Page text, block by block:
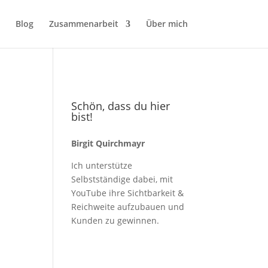
Blog Zusammenarbeit Über mich
Schön, dass du hier
bist!
Birgit Quirchmayr
Ich unterstütze
Selbstständige dabei, mit
YouTube ihre Sichtbarkeit &
Reichweite aufzubauen und
Kunden zu gewinnen.